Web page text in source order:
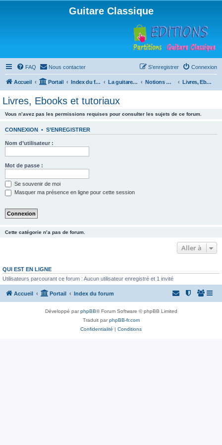
Guitare Classique
FAQ Nous contacter Connexion
S’enregistrer
Accueil Portail Index du forum La guitare : instrument, cours et théorie Notions musicales Livres, Ebooks et tutoriaux
Livres, Ebooks et tutoriaux
Vous n’avez pas les permissions requises pour consulter les sujets de ce forum.
CONNEXION • S’ENREGISTRER
Nom d’utilisateur :
Mot de passe :
Se souvenir de moi
Masquer ma présence en ligne pour cette session
Cette catégorie n’a pas de forum.
Aller à
QUI EST EN LIGNE
Utilisateurs parcourant ce forum : Aucun utilisateur enregistré et 1 invité
Accueil Portail Index du forum
Développé parphpBB® Forum Software © phpBB Limited
Traduit parphpBB-fr.com
Confidentialité | Conditions